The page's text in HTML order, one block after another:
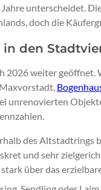
unterscheidet.
doch die
den
2026 weiter
unrenovierten
des Altstadtrings
und sehr
über das